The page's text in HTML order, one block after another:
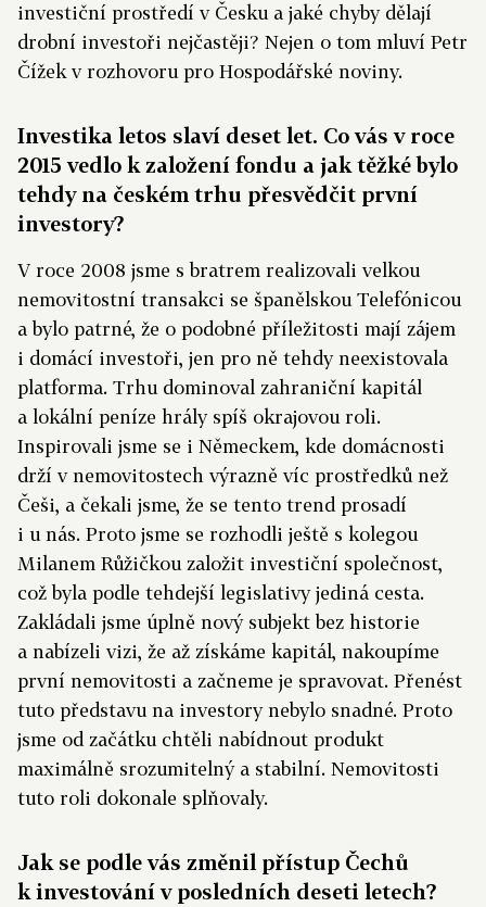
investiční prostředí v Česku a jaké chyby dělají
drobní investoři nejčastěji? Nejen o tom mluví Petr
Čížek v rozhovoru pro Hospodářské noviny.
Investika letos slaví deset let. Co vás v roce
2015 vedlo k založení fondu a jak těžké bylo
tehdy na českém trhu přesvědčit první
investory?
V roce 2008 jsme s bratrem realizovali velkou
nemovitostní transakci se španělskou Telefónicou
a bylo patrné, že o podobné příležitosti mají zájem
i domácí investoři, jen pro ně tehdy neexistovala
platforma. Trhu dominoval zahraniční kapitál
a lokální peníze hrály spíš okrajovou roli.
Inspirovali jsme se i Německem, kde domácnosti
drží v nemovitostech výrazně víc prostředků než
Češi, a čekali jsme, že se tento trend prosadí
i u nás. Proto jsme se rozhodli ještě s kolegou
Milanem Růžičkou založit investiční společnost,
což byla podle tehdejší legislativy jediná cesta.
Zakládali jsme úplně nový subjekt bez historie
a nabízeli vizi, že až získáme kapitál, nakoupíme
první nemovitosti a začneme je spravovat. Přenést
tuto představu na investory nebylo snadné. Proto
jsme od začátku chtěli nabídnout produkt
maximálně srozumitelný a stabilní. Nemovitosti
tuto roli dokonale splňovaly.
Jak se podle vás změnil přístup Čechů
k investování v posledních deseti letech?